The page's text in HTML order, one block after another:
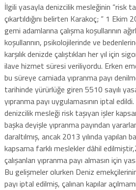
İlgili yasayla denizcilik mesleğinin “risk
çıkartıldığını belirten Karakoç; “ 1
gemi adamlarına çalışma koşullarının
koşullarının, psikolojilerinde ve
karşılık denizde çalıştıkları her yıl için
ilave hizmet süresi veriliyordu. Erken
bu süreye camiada yıpranma payı
tarihinde yürürlüğe giren 5510 sayılı
yıpranma payı uygulamasının iptal
denizcilik mesleği risk taşıyan işler
başka deyişle yıpranma payından
daraltılmış, ancak 2013 yılında yapılan
kapsama farklı meslekler dâhil
çalışanları yıpranma payı almasın için
Bu gelişmeler olurken Deniz
payı iptal edilmiş, çalınan kapılar